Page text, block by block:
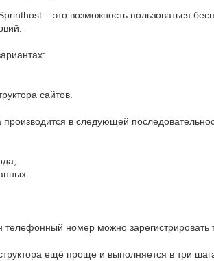
– это возможность пользоваться
сайтов.
производится в следующей
номер можно зарегистрировать
ещё проще и выполняется в три